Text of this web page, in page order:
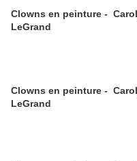
Clowns en peinture - Carolyn
LeGrand
Clowns en peinture - Carolyn
LeGrand